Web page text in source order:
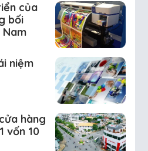
của
bối
Nam
niệm
hàng
vốn 10